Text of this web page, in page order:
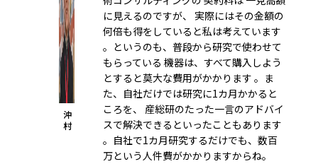
沖
村
に見えるのですが、 実際にはその金額の
何倍も得をしていると私は考えています
。というのも、普段から研究で使わせて
もらっている 機器は、すべて購入しよう
とすると莫大な費用がかかります 。ま
た、自社だけでは研究に1カ月かかると
ころを、 産総研のたった一言のアドバイ
スで解決できるといったこともあります
。自社で1カ月研究するだけでも、数百
万という人件費がかかりますからね。